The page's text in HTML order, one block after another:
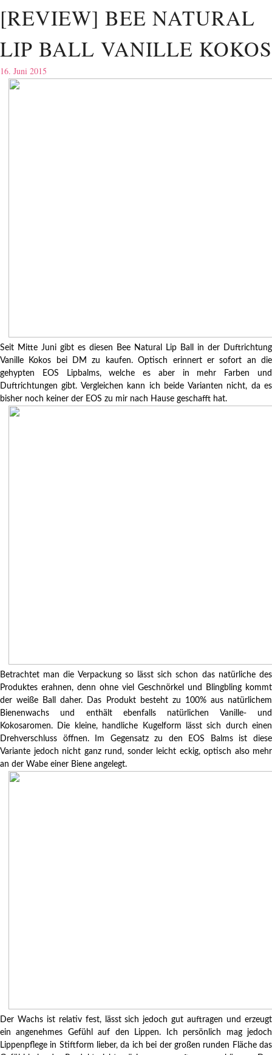
[REVIEW] BEE NATURAL
LIP BALL VANILLE KOKOS
16. Juni 2015
Seit Mitte Juni gibt es diesen Bee Natural Lip Ball in der Duftrichtung
Vanille Kokos bei DM zu kaufen. Optisch erinnert er sofort an die
gehypten EOS Lipbalms, welche es aber in mehr Farben und
Duftrichtungen gibt. Vergleichen kann ich beide Varianten nicht, da es
bisher noch keiner der EOS zu mir nach Hause geschafft hat.
Betrachtet man die Verpackung so lässt sich schon das natürliche des
Produktes erahnen, denn ohne viel Geschnörkel und Blingbling kommt
der weiße Ball daher. Das Produkt besteht zu 100% aus natürlichem
Bienenwachs und enthält ebenfalls natürlichen Vanille- und
Kokosaromen. Die kleine, handliche Kugelform lässt sich durch einen
Drehverschluss öffnen. Im Gegensatz zu den EOS Balms ist diese
Variante jedoch nicht ganz rund, sonder leicht eckig, optisch also mehr
an der Wabe einer Biene angelegt.
Der Wachs ist relativ fest, lässt sich jedoch gut auftragen und erzeugt
ein angenehmes Gefühl auf den Lippen. Ich persönlich mag jedoch
Lippenpflege in Stiftform lieber, da ich bei der großen runden Fläche das